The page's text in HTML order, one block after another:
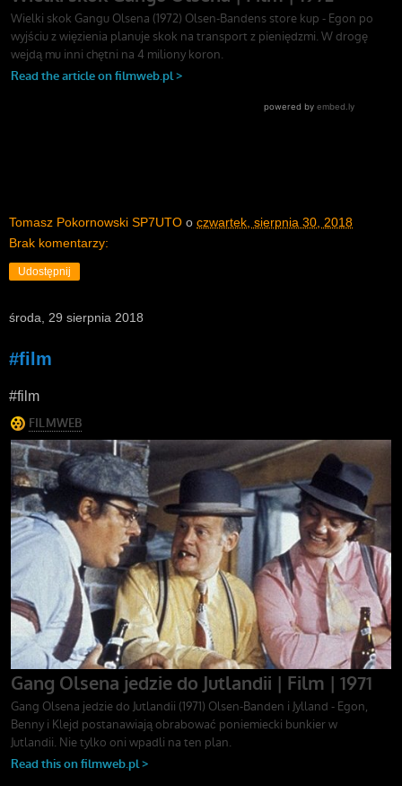
Tomasz Pokornowski SP7UTO o czwartek, sierpnia 30, 2018
Brak komentarzy:
Udostępnij
środa, 29 sierpnia 2018
#film
#film